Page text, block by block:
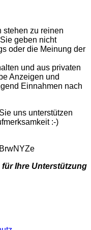
stehen zu reinen
geben nicht
oder die Meinung der
und aus privaten
Anzeigen und
Einnahmen nach
uns unterstützen
:-)
für Ihre Unterstützung